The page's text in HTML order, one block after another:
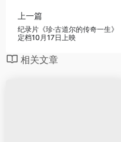
上一篇
纪录片《珍·古道尔的传奇一生》
定档10月17日上映
相关文章